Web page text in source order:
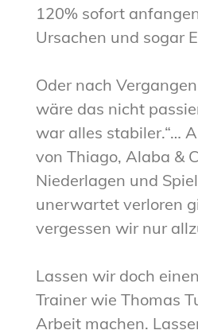
120% sofort
Ursachen und sogar
Oder nach
wäre das nicht
war alles stabiler.“…
von Thiago, Alaba &
Niederlagen und
unerwartet verloren
vergessen wir nur
Lassen wir doch
Trainer wie Thomas
Arbeit machen.